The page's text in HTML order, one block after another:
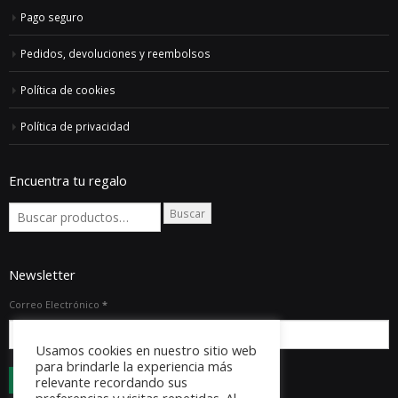
Pago seguro
Pedidos, devoluciones y reembolsos
Política de cookies
Política de privacidad
Encuentra tu regalo
Buscar
Newsletter
Correo Electrónico *
Usamos cookies en nuestro sitio web
para brindarle la experiencia más
relevante recordando sus